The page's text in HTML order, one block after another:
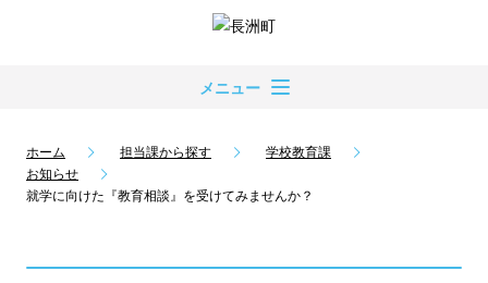
メニュー
ホーム 担当課から探す
学校教育課
お知らせ
就学に向けた『教育相談』を受けてみませんか？